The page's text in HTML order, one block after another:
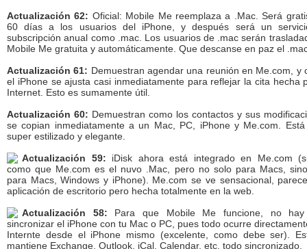
Actualización 62: Oficial: Mobile Me reemplaza a .Mac. Será
60 días a los usuarios del iPhone, y después será un
subscripción anual como .mac. Los usuarios de .mac serán
Mobile Me gratuita y automáticamente. Que descanse en paz el
Actualización 61: Demuestran agendar una reunión en Me.com, y
el iPhone se ajusta casi inmediatamente para reflejar la cita hecha
Internet. Esto es sumamente útil.
Actualización 60: Demuestran como los contactos y sus
se copian inmediatamente a un Mac, PC, iPhone y Me.com.
super estilizado y elegante.
Actualización 59: iDisk ahora está integrado en Me.com
como que Me.com es el nuvo .Mac, pero no solo para Macs,
para Macs, Windows y iPhone). Me.com se ve sensacional,
aplicación de escritorio pero hecha totalmente en la web.
Actualización 58: Para que Mobile Me funcione, no
sincronizar el iPhone con tu Mac o PC, pues todo ocurre
Internte desde el iPhone mismo (excelente, como debe ser).
mantiene Exchange, Outlook, iCal, Calendar, etc, todo sincronizado.